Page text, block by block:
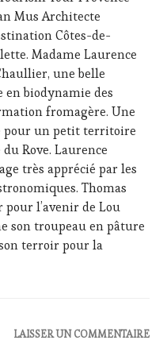
Mus Architecte
Côtes-de-
Madame Laurence
une belle
biodynamie des
fromagère. Une
pour un petit territoire
Rove. Laurence
très apprécié par les
Thomas
l’avenir de Lou
son troupeau en pâture
terroir pour la
: LouMiss,
LAISSER UN COMMENTAIRE